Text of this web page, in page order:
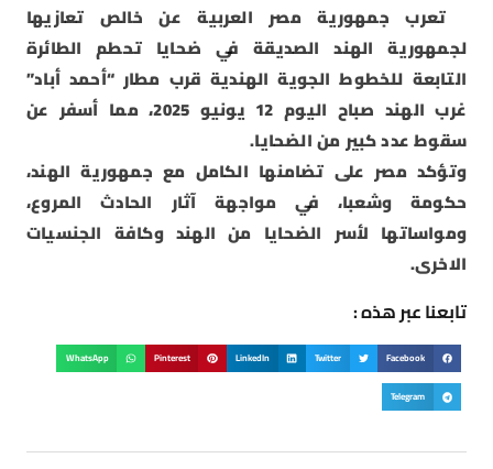
تعرب جمهورية مصر العربية عن خالص تعازيها
لجمهورية الهند الصديقة في ضحايا تحطم الطائرة
التابعة للخطوط الجوية الهندية قرب مطار “أحمد أباد”
غرب الهند صباح اليوم 12 يونيو 2025، مما أسفر عن
سقوط عدد كبير من الضحايا.
وتؤكد مصر على تضامنها الكامل مع جمهورية الهند،
حكومة وشعبا، في مواجهة آثار الحادث المروع،
ومواساتها لأسر الضحايا من الهند وكافة الجنسيات
الاخرى.
تابعنا عبر هذه :
Facebook
Twitter
LinkedIn
Pinterest
WhatsApp
Telegram